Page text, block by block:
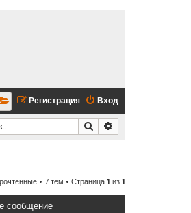
Вход
Регистрация
Поиск
• 7 тем • Страница1 из1
сообщение